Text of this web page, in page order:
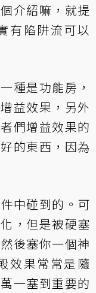
介紹嘛，就提
有陷阱流可以
種是功能房，
益效果，另外
們增益效果的
的東西，因為
中碰到的。可
，但是被硬塞
後塞你一個神
效果常常是隨
一塞到重要的